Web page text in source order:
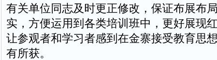
有关单位同志及时更正修改，保证布展布
实，方便运用到各类培训班中，更好展现
让参观者和学习者感到在金寨接受教育思
有所获。